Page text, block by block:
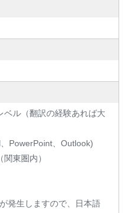
ル（翻訳の経験あれば大
PowerPoint、Outlook)
東圏内）
発生しますので、日本語